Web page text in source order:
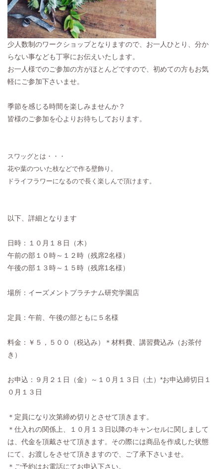
少人数制のワークショップとなりますので、お一人ひとり、分か
らない事なども丁寧にお伝えいたします。
お一人様でのご参加の方がほとんどですので、初めての方もお気
軽にご参加下さいませ。
季節を感じる時間を楽しみませんか？
皆様のご参加を心よりお待ちしております。
スワッグとは・・・
花や葉のついた枝などで作る壁飾り。
ドライフラワーになるので長く楽しんで頂けます。
以下、詳細となります
日時：１０月１８日（木）
午前の部１０時～１２時（残席2名様）
午後の部１３時～１５時（残席1名様）
場所：イーズメントプラチナム研究学園店
定員：午前、午後の部ともに５名様
料金：￥５，５００（税込み）＊材料費、講習費込み（お茶付
き）
お申込：９月２１日（金）～１０月１３日（土）*お申込締切日１
０月１３日
＊定員になり次第締め切りとさせて頂きます。
＊仕入れの関係上、１０月１３日以降のキャンセルに関しまして
は、代金を頂戴させて頂きます。その際には商品を作成した状態
にて、お渡しをさせて頂きますので、ご了承下さいませ。
＊ご予約はお電話にてお申込下さい。